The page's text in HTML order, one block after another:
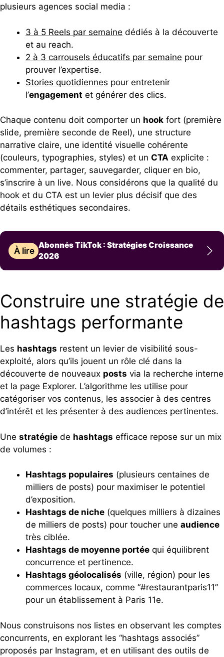
plusieurs agences social media :
3 à 5 Reels par semaine dédiés à la découverte
et au reach.
2 à 3 carrousels éducatifs par semaine pour
prouver l’expertise.
Stories quotidiennes pour entretenir
l’engagement et générer des clics.
Chaque contenu doit comporter un hook fort (première
slide, première seconde de Reel), une structure
narrative claire, une identité visuelle cohérente
(couleurs, typographies, styles) et un CTA explicite :
commenter, partager, sauvegarder, cliquer en bio,
s’inscrire à un live. Nous considérons que la qualité du
hook et du CTA est un levier plus décisif que des
détails esthétiques secondaires.
À lire
Abonnés TikTok : Stratégies Croissance
2026
Construire une stratégie de
hashtags performante
Les hashtags restent un levier de visibilité sous-
exploité, alors qu’ils jouent un rôle clé dans la
découverte de nouveaux posts via la recherche interne
et la page Explorer. L’algorithme les utilise pour
catégoriser vos contenus, les associer à des centres
d’intérêt et les présenter à des audiences pertinentes.
Une stratégie de hashtags efficace repose sur un mix
de volumes :
Hashtags populaires (plusieurs centaines de
milliers de posts) pour maximiser le potentiel
d’exposition.
Hashtags de niche (quelques milliers à dizaines
de milliers de posts) pour toucher une audience
très ciblée.
Hashtags de moyenne portée qui équilibrent
concurrence et pertinence.
Hashtags géolocalisés (ville, région) pour les
commerces locaux, comme “#restaurantparis11”
pour un établissement à Paris 11e.
Nous construisons nos listes en observant les comptes
concurrents, en explorant les “hashtags associés”
proposés par Instagram, et en utilisant des outils de